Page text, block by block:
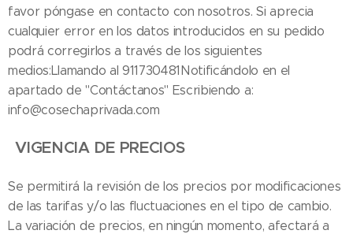
favor póngase en contacto con nosotros. Si aprecia
cualquier error en los datos introducidos en su pedido
podrá corregirlos a través de los siguientes
medios:Llamando al 911730481Notificándolo en el
apartado de "Contáctanos" Escribiendo a:
info@cosechaprivada.com
VIGENCIA DE PRECIOS
Se permitirá la revisión de los precios por modificaciones
de las tarifas y/o las fluctuaciones en el tipo de cambio.
La variación de precios, en ningún momento, afectará a